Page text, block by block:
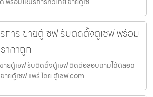
การ ขายตู้เซฟ รับติดตั้งตู้เซฟ พร้อม
าคาถูก
ายตู้เซฟ รับติดตั้งตู้เซฟ ติดต่อสอบถามได้ตลอด
ายตู้เซฟ แพร่ โดย ตู้เซฟ.com